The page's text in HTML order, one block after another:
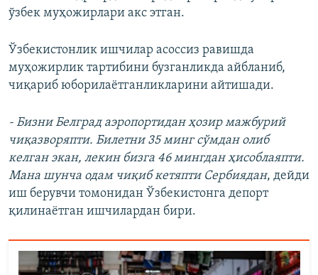
ўзбек муҳожирлари акс этган.
Ўзбекистонлик ишчилар асоссиз равишда
муҳожирлик тартибини бузганликда айбланиб,
чиқариб юборилаётганликларини айтишади.
- Бизни Белград аэропортидан ҳозир мажбурий
чиқазворяпти. Билетни 35 минг сўмдан олиб
келган экан, лекин бизга 46 мингдан ҳисоблаяпти.
Мана шунча одам чиқиб кетяпти Сербиядан, дейди
иш берувчи томонидан Ўзбекистонга депорт
қилинаётган ишчилардан бири.